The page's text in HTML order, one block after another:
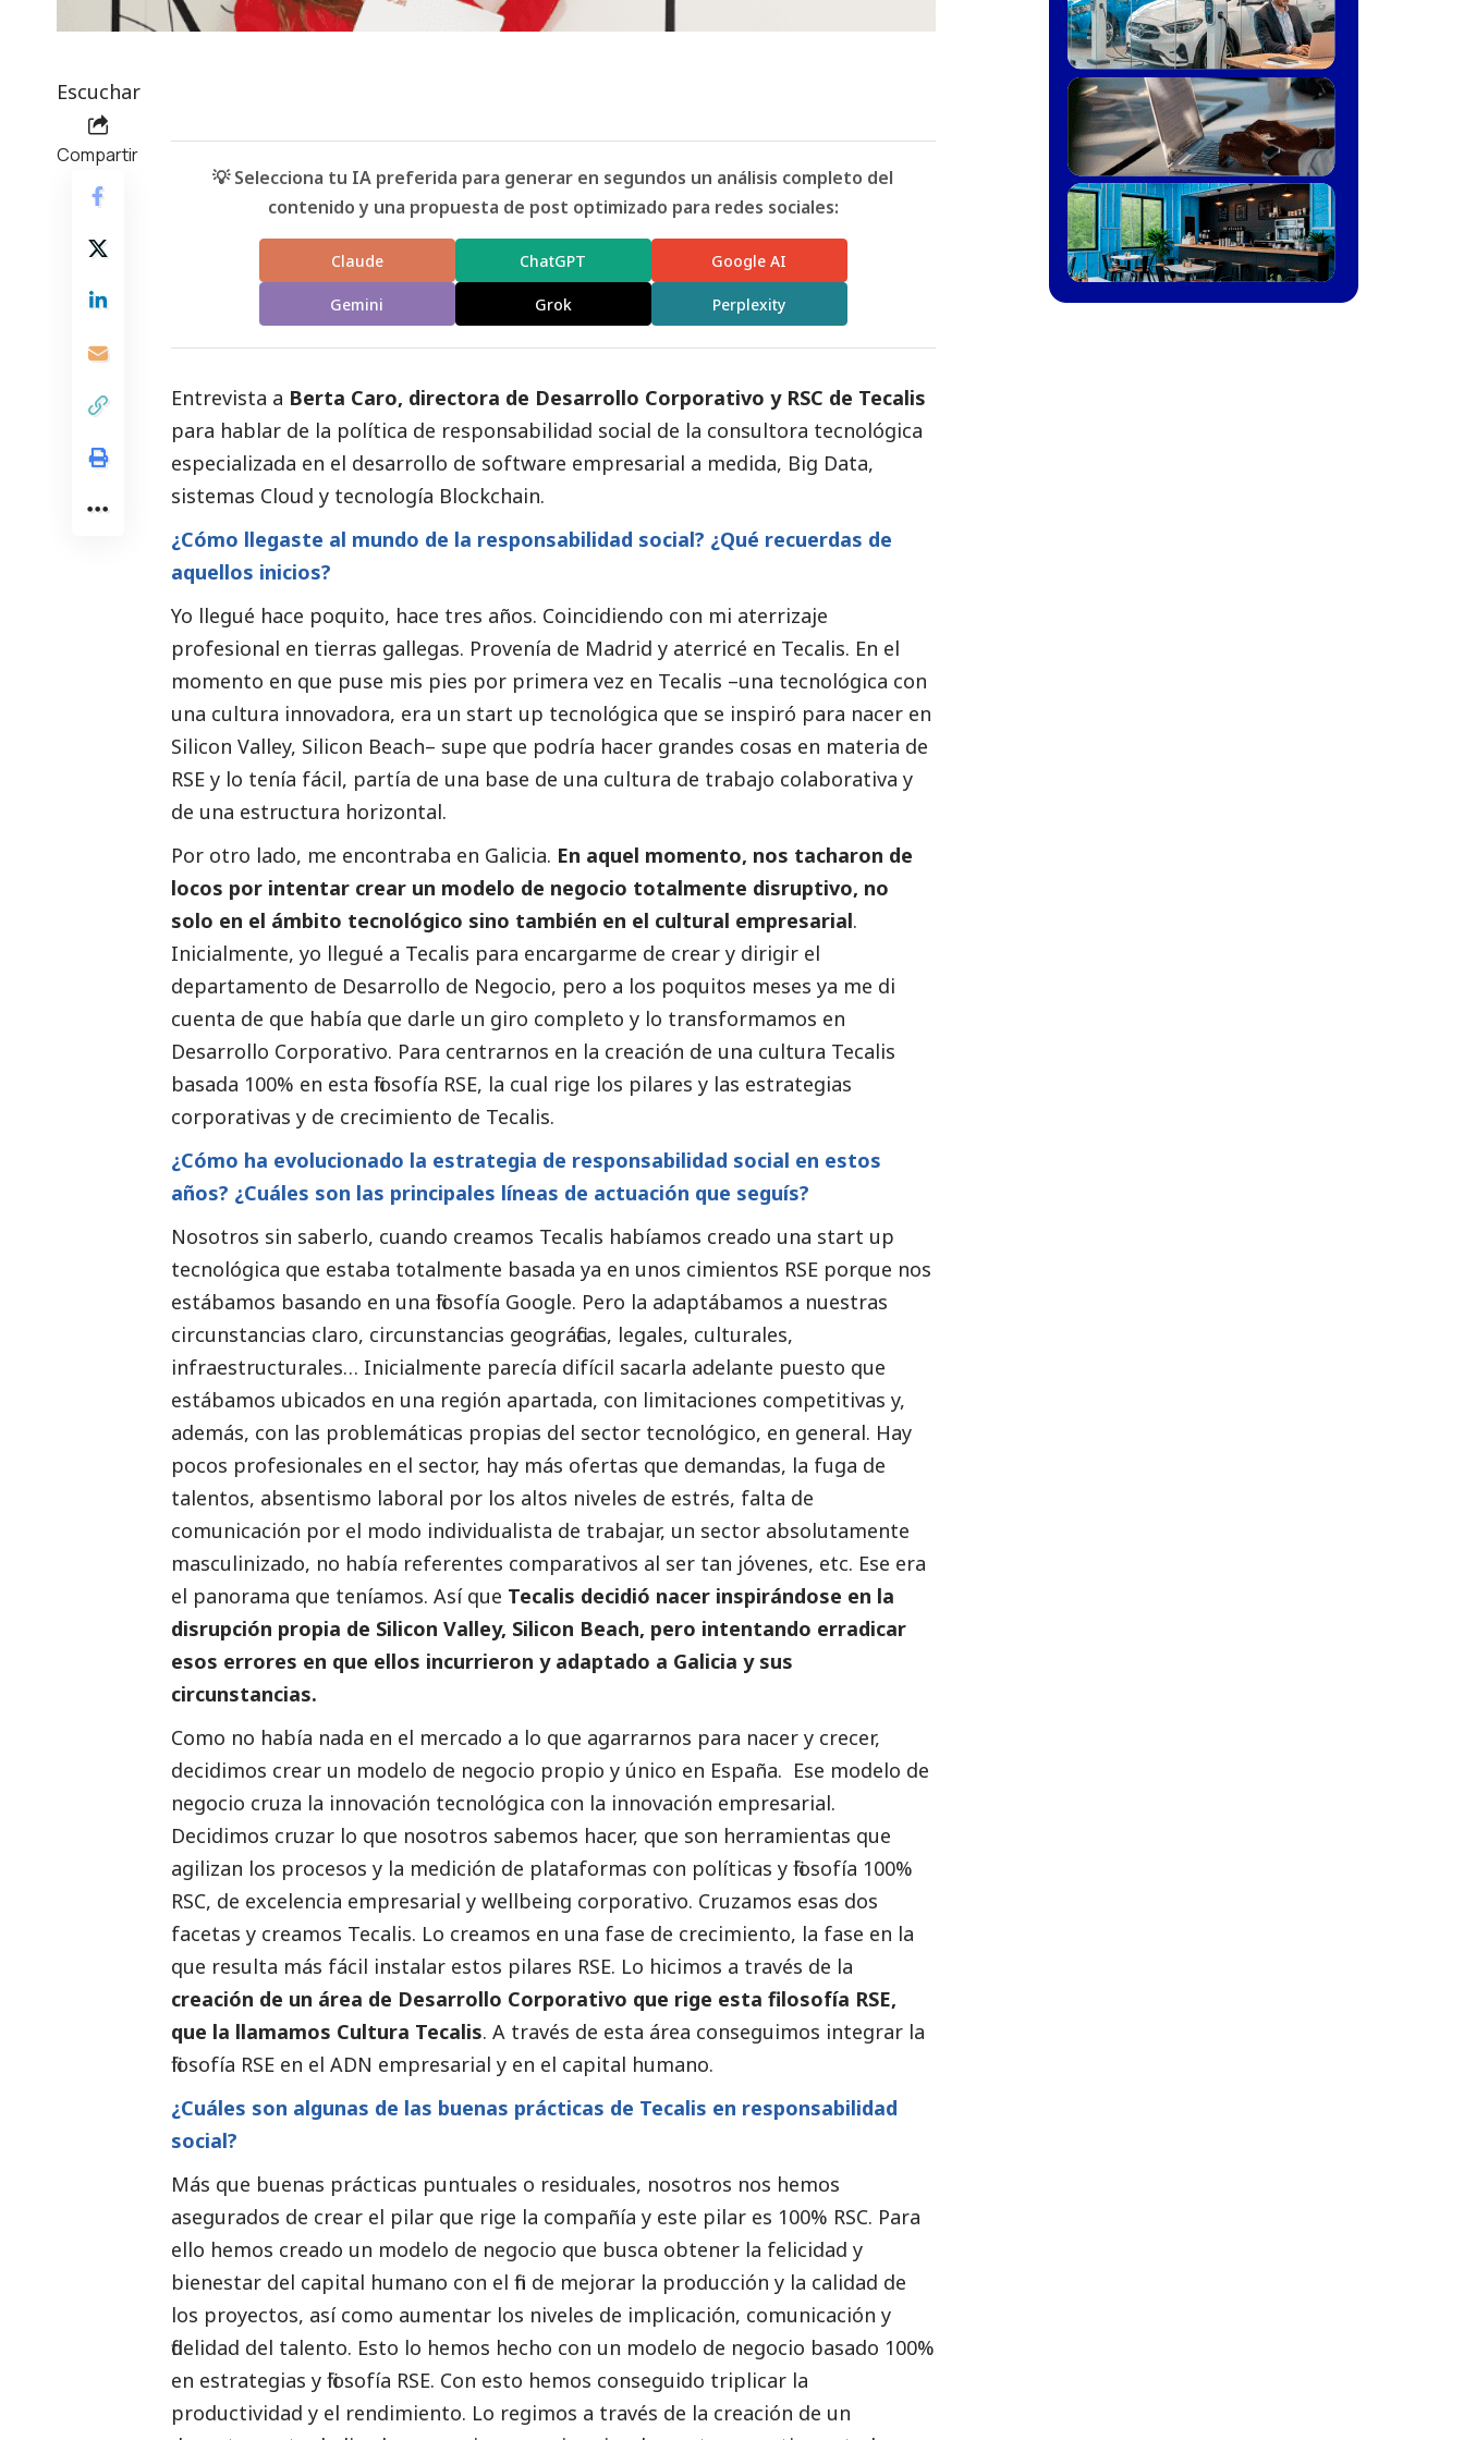
Escuchar
Compartir
💡 Selecciona tu IA preferida para generar en segundos un análisis completo del
contenido y una propuesta de post optimizado para redes sociales:
Claude ChatGPT Google AI
Gemini Grok Perplexity
Entrevista a Berta Caro, directora de Desarrollo Corporativo y RSC de Tecalis
para hablar de la política de responsabilidad social de la consultora tecnológica
especializada en el desarrollo de software empresarial a medida, Big Data,
sistemas Cloud y tecnología Blockchain.
¿Cómo llegaste al mundo de la responsabilidad social? ¿Qué recuerdas de
aquellos inicios?
Yo llegué hace poquito, hace tres años. Coincidiendo con mi aterrizaje
profesional en tierras gallegas. Provenía de Madrid y aterricé en Tecalis. En el
momento en que puse mis pies por primera vez en Tecalis –una tecnológica con
una cultura innovadora, era un start up tecnológica que se inspiró para nacer en
Silicon Valley, Silicon Beach– supe que podría hacer grandes cosas en materia de
RSE y lo tenía fácil, partía de una base de una cultura de trabajo colaborativa y
de una estructura horizontal.
Por otro lado, me encontraba en Galicia. En aquel momento, nos tacharon de
locos por intentar crear un modelo de negocio totalmente disruptivo, no
solo en el ámbito tecnológico sino también en el cultural empresarial.
Inicialmente, yo llegué a Tecalis para encargarme de crear y dirigir el
departamento de Desarrollo de Negocio, pero a los poquitos meses ya me di
cuenta de que había que darle un giro completo y lo transformamos en
Desarrollo Corporativo. Para centrarnos en la creación de una cultura Tecalis
basada 100% en esta filosofía RSE, la cual rige los pilares y las estrategias
corporativas y de crecimiento de Tecalis.
¿Cómo ha evolucionado la estrategia de responsabilidad social en estos
años? ¿Cuáles son las principales líneas de actuación que seguís?
Nosotros sin saberlo, cuando creamos Tecalis habíamos creado una start up
tecnológica que estaba totalmente basada ya en unos cimientos RSE porque nos
estábamos basando en una filosofía Google. Pero la adaptábamos a nuestras
circunstancias claro, circunstancias geográficas, legales, culturales,
infraestructurales… Inicialmente parecía difícil sacarla adelante puesto que
estábamos ubicados en una región apartada, con limitaciones competitivas y,
además, con las problemáticas propias del sector tecnológico, en general. Hay
pocos profesionales en el sector, hay más ofertas que demandas, la fuga de
talentos, absentismo laboral por los altos niveles de estrés, falta de
comunicación por el modo individualista de trabajar, un sector absolutamente
masculinizado, no había referentes comparativos al ser tan jóvenes, etc. Ese era
el panorama que teníamos. Así que Tecalis decidió nacer inspirándose en la
disrupción propia de Silicon Valley, Silicon Beach, pero intentando erradicar
esos errores en que ellos incurrieron y adaptado a Galicia y sus
circunstancias.
Como no había nada en el mercado a lo que agarrarnos para nacer y crecer,
decidimos crear un modelo de negocio propio y único en España. Ese modelo de
negocio cruza la innovación tecnológica con la innovación empresarial.
Decidimos cruzar lo que nosotros sabemos hacer, que son herramientas que
agilizan los procesos y la medición de plataformas con políticas y filosofía 100%
RSC, de excelencia empresarial y wellbeing corporativo. Cruzamos esas dos
facetas y creamos Tecalis. Lo creamos en una fase de crecimiento, la fase en la
que resulta más fácil instalar estos pilares RSE. Lo hicimos a través de la
creación de un área de Desarrollo Corporativo que rige esta filosofía RSE,
que la llamamos Cultura Tecalis. A través de esta área conseguimos integrar la
filosofía RSE en el ADN empresarial y en el capital humano.
¿Cuáles son algunas de las buenas prácticas de Tecalis en responsabilidad
social?
Más que buenas prácticas puntuales o residuales, nosotros nos hemos
asegurados de crear el pilar que rige la compañía y este pilar es 100% RSC. Para
ello hemos creado un modelo de negocio que busca obtener la felicidad y
bienestar del capital humano con el fin de mejorar la producción y la calidad de
los proyectos, así como aumentar los niveles de implicación, comunicación y
fidelidad del talento. Esto lo hemos hecho con un modelo de negocio basado 100%
en estrategias y filosofía RSE. Con esto hemos conseguido triplicar la
productividad y el rendimiento. Lo regimos a través de la creación de un